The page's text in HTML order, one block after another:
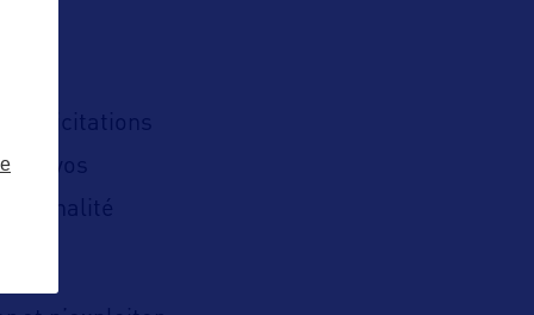
du
sollicitations
de vos
finalité